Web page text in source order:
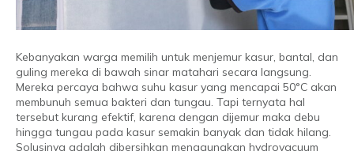
Kebanyakan warga memilih untuk menjemur kasur, bantal, dan
guling mereka di bawah sinar matahari secara langsung.
Mereka percaya bahwa suhu kasur yang mencapai 50°C akan
membunuh semua bakteri dan tungau. Tapi ternyata hal
tersebut kurang efektif, karena dengan dijemur maka debu
hingga tungau pada kasur semakin banyak dan tidak hilang.
Solusinya adalah dibersihkan menggunakan hydrovacuum